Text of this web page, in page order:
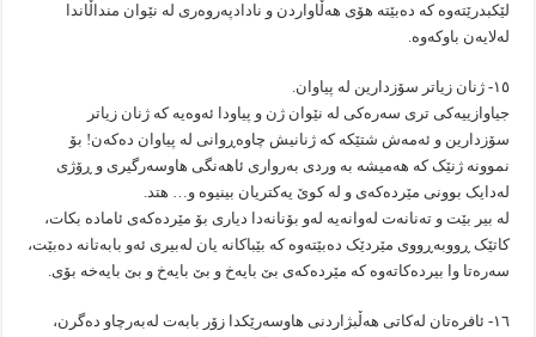
لێکبدرێتەوە کە دەبێتە هۆی هەڵاواردن و نادادپەروەری لە نێوان منداڵاندا
لەلایەن باوکەوە.
۱٥- ژنان زیاتر سۆزدارین لە پیاوان.
جیاوازییەکی تری سەرەکی لە نێوان ژن و پیاودا ئەوەیە کە ژنان زیاتر
سۆزدارین و ئەمەش شتێکە کە ژنانیش چاوەڕوانی لە پیاوان دەکەن! بۆ
نموونە ژنێک کە هەمیشە بە وردی بەرواری ئاهەنگی هاوسەرگیری و ڕۆژی
لەدایک بوونی مێردەکەی و لە کوێ یەکتریان بینیوە و… هتد.
لە بیر بێت و تەنانەت لەوانەیە لەو بۆنانەدا دیاری بۆ مێردەکەی ئامادە بکات،
کاتێک ڕووبەڕووی مێردێک دەبێتەوە کە بێباکانە یان لەبیری ئەو بابەتانە دەبێت،
سەرەتا وا بیردەکاتەوە کە مێردەکەی بێ بایەخ و بێ بایەخ و بێ بایەخە بۆی.
۱٦- ئافرەتان لەکاتی هەڵبژاردنی هاوسەرێکدا زۆر بابەت لەبەرچاو دەگرن،